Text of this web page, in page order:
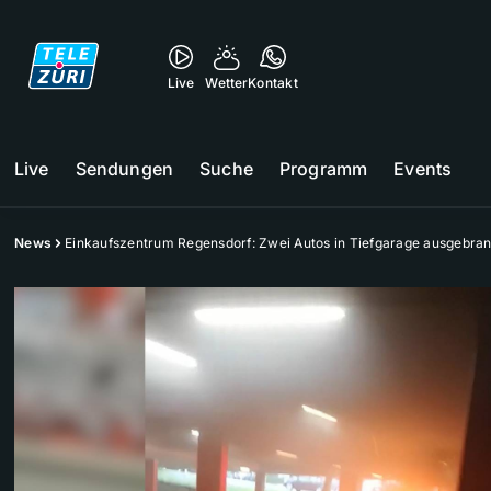
Live WetterKontakt
Live Sendungen Suche Programm Events
News Einkaufszentrum Regensdorf: Zwei Autos in Tiefgarage